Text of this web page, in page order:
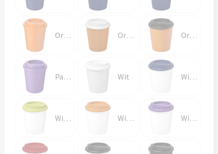
Promotietassen
Reistassen
Reistassensets
Schoenentassen
Schoudertassen
Oranje Oranje/Wit Oranje/Zwart
Paars Wit Wit/Blauw
Wit/Lime Wit/Oranje Wit/Paars